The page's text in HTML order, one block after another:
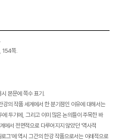
154쪽.
본문에 쪽수 표기.
강의 작품 세계에서 한 분기점인 이유에 대해서는
두기에, 그리고 이미 많은 논의들이 주목한 바
에서 전면적으로 다루어지지 않았던 ‘역사적
그’에 역시 그간의 한강 작품으로서는 이례적으로